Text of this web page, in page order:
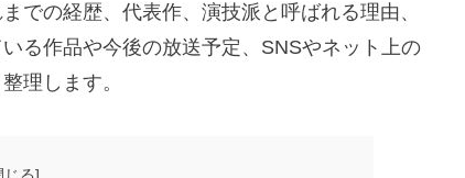
での経歴、代表作、演技派と呼ばれる理由、
る作品や今後の放送予定、SNSやネット上の
理します。